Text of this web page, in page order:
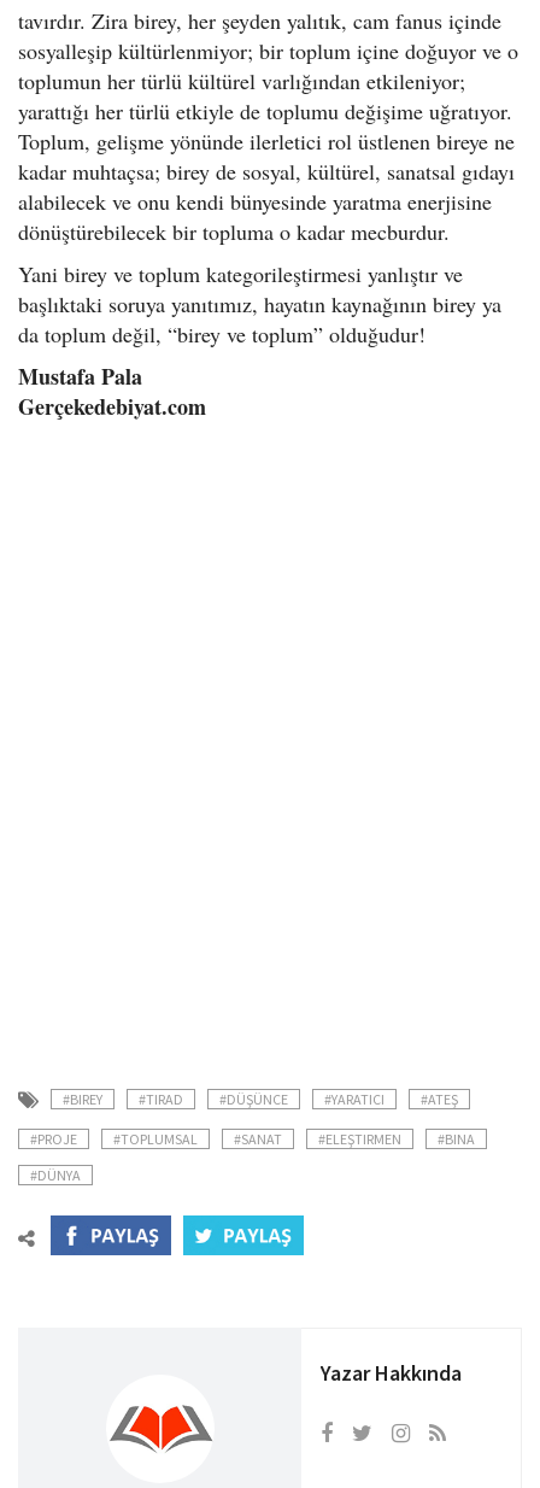
tavırdır. Zira birey, her şeyden yalıtık, cam fanus içinde
sosyalleşip kültürlenmiyor; bir toplum içine doğuyor ve o
toplumun her türlü kültürel varlığından etkileniyor;
yarattığı her türlü etkiyle de toplumu değişime uğratıyor.
Toplum, gelişme yönünde ilerletici rol üstlenen bireye ne
kadar muhtaçsa; birey de sosyal, kültürel, sanatsal gıdayı
alabilecek ve onu kendi bünyesinde yaratma enerjisine
dönüştürebilecek bir topluma o kadar mecburdur.
Yani birey ve toplum kategorileştirmesi yanlıştır ve
başlıktaki soruya yanıtımız, hayatın kaynağının birey ya
da toplum değil, “birey ve toplum” olduğudur!
Mustafa Pala
Gerçekedebiyat.com
#BIREY #TIRAD #DÜŞÜNCE #YARATICI #ATEŞ
#PROJE #TOPLUMSAL #SANAT #ELEŞTIRMEN
#BINA
#DÜNYA
Yazar Hakkında